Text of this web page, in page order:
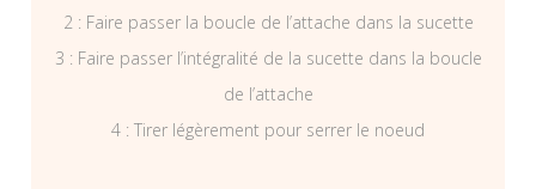
2 : Faire passer la boucle de l’attache dans la sucette
3 : Faire passer l’intégralité de la sucette dans la boucle
de l’attache
4 : Tirer légèrement pour serrer le noeud